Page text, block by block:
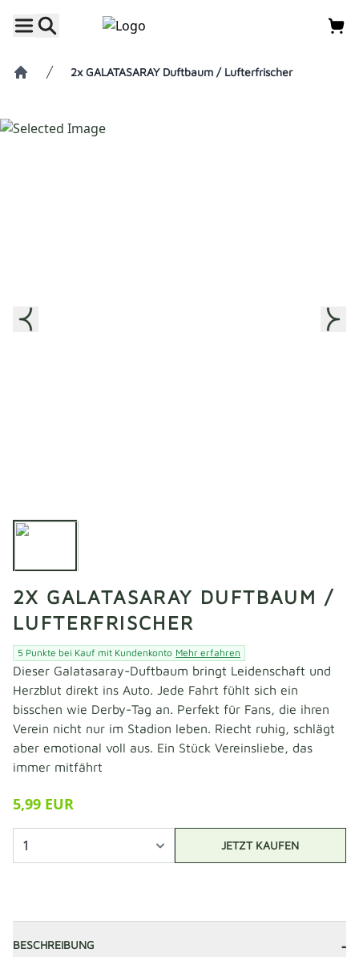
2x GALATASARAY Duftbaum / Lufterfrischer
2X GALATASARAY DUFTBAUM /
LUFTERFRISCHER
5 Punkte bei Kauf mit Kundenkonto Mehr erfahren
Dieser Galatasaray-Duftbaum bringt Leidenschaft und
Herzblut direkt ins Auto. Jede Fahrt fühlt sich ein
bisschen wie Derby-Tag an. Perfekt für Fans, die ihren
Verein nicht nur im Stadion leben. Riecht ruhig, schlägt
aber emotional voll aus. Ein Stück Vereinsliebe, das
immer mitfährt
5,99 EUR
JETZT KAUFEN
BESCHREIBUNG -